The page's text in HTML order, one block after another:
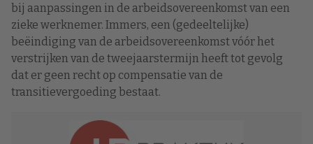
bij aanpassingen in de arbeidsovereenkomst van een
zieke werknemer. Immers, een (gedeeltelijke)
beëindiging van de arbeidsovereenkomst vóór het
verstrijken van de tweejaarstermijn heeft tot gevolg
dat er geen recht op compensatie van de
transitievergoeding bestaat.